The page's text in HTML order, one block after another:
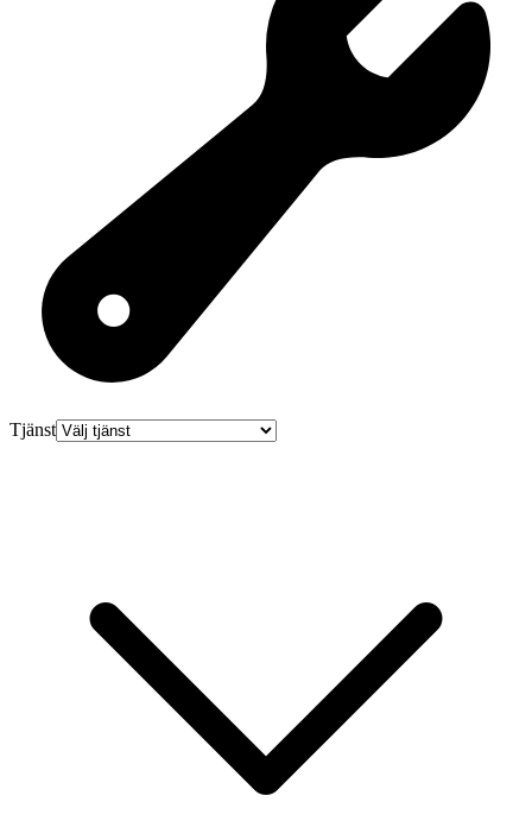
Tjänst